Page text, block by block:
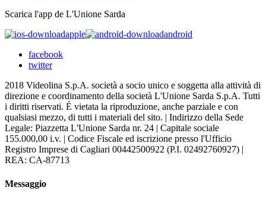
Scarica l'app de L'Unione Sarda
apple
android
facebook
twitter
2018 Videolina S.p.A. società a socio unico e soggetta alla attività di
direzione e coordinamento della società L'Unione Sarda S.p.A. Tutti
i diritti riservati. É vietata la riproduzione, anche parziale e con
qualsiasi mezzo, di tutti i materiali del sito. | Indirizzo della Sede
Legale: Piazzetta L'Unione Sarda nr. 24 | Capitale sociale
155.000,00 i.v. | Codice Fiscale ed iscrizione presso l'Ufficio
Registro Imprese di Cagliari 00442500922 (P.I. 02492760927) |
REA: CA-87713
Messaggio